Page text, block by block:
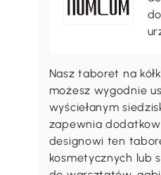
Nasz taboret na
możesz wygodnie
wyściełanym
zapewnia
designowi ten
kosmetycznych lub